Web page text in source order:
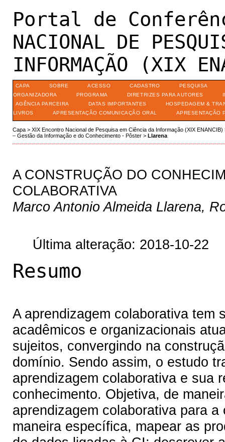
Portal de
NACIONAL DE
INFORMAÇÃO (XIX
CAPA SOBRE ACESSO CADASTRO
PESQUISA
ORGANIZADORA
PROGRAMA DIRETRIZES PARA AUTORES
AGÊNCIA PARCEIRA
DATAS IMPORTANTES
HOSPEDAGEM &
LIVROS
APRESENTAÇÃO COMUNICAÇÃO ORAL APRESENTAÇÃO
Capa> XIX Encontro Nacional de Pesquisa em Ciência da Informação (XIX ENANCIB)
– Gestão da Informação e do Conhecimento - Pôster> Llarena
A CONSTRUÇÃO DO
COLABORATIVA
Marco Antonio Almeida Llarena,
Última alteração: 2018-10-22
Resumo
A aprendizagem colaborativa tem
acadêmicos e organizacionais
sujeitos, convergindo na
domínio. Sendo assim, o estudo
aprendizagem colaborativa e sua
conhecimento. Objetiva, de
aprendizagem colaborativa para
maneira específica, mapear as